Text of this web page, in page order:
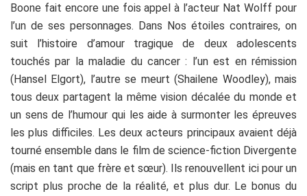
Boone fait encore une fois appel à l’acteur Nat Wolff pour
l’un de ses personnages. Dans Nos étoiles contraires, on
suit l’histoire d’amour tragique de deux adolescents
touchés par la maladie du cancer : l’un est en rémission
(Hansel Elgort), l’autre se meurt (Shailene Woodley), mais
tous deux partagent la même vision décalée du monde et
un sens de l’humour qui les aide à surmonter les épreuves
les plus difficiles. Les deux acteurs principaux avaient déjà
tourné ensemble dans le film de science-fiction Divergente
(mais en tant que frère et sœur). Ils renouvellent ici pour un
script plus proche de la réalité, et plus dur. Le bonus du